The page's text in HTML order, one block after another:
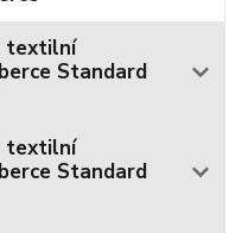
textilní
Standard
textilní
Standard